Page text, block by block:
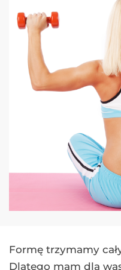
Formę trzymamy
Dlatego mam dla